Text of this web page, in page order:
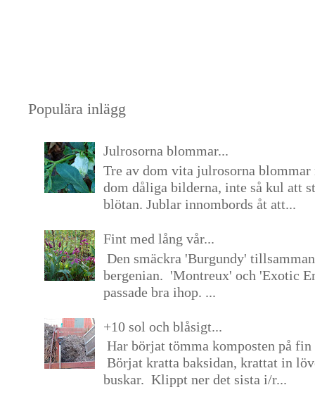
Populära inlägg
Julrosorna blommar...
Tre av dom vita julrosorna blommar
dom dåliga bilderna, inte så kul att
blötan. Jublar innombords åt att...
Fint med lång vår...
Den smäckra 'Burgundy'
bergenian. 'Montreux' och 'Exotic
passade bra ihop. ...
+10 sol och blåsigt...
Har börjat tömma komposten på
Börjat kratta baksidan, krattat in
buskar. Klippt ner det sista i/r...